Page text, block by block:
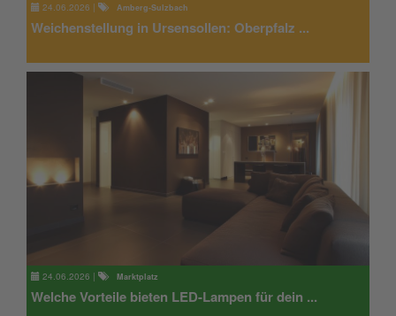
24.06.2026 | Amberg-Sulzbach
Weichenstellung in Ursensollen: Oberpfalz ...
24.06.2026 | Marktplatz
Welche Vorteile bieten LED-Lampen für dein ...